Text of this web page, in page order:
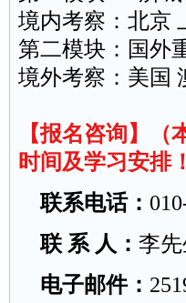
境内考察：北京
第二模块：国外
境外考察：美国
【报名咨询】
时间及学习安排
联系电话：
联 系 人： 李
电子邮件：